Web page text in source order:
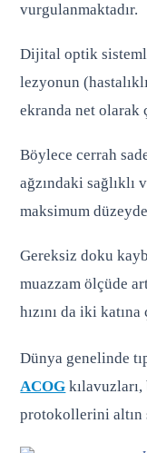
vurgulanmaktadır.
Dijital optik
lezyonun
ekranda net olarak
Böylece cerrah
ağzındaki sağlıklı
maksimum
Gereksiz doku
muazzam ölçüde
hızını da iki katına
Dünya genelinde
ACOG
protokollerini altın